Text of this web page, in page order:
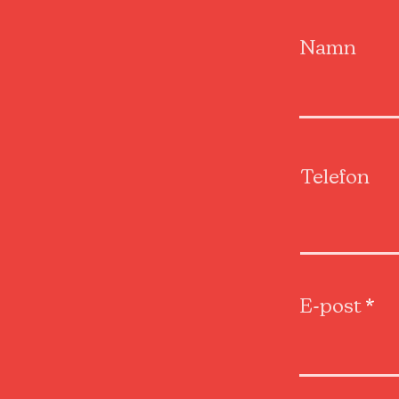
Namn
Telefon
E-post